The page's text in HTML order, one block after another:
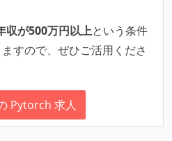
収が500万円以上という条件
すので、ぜひご活用くださ
Pytorch 求人